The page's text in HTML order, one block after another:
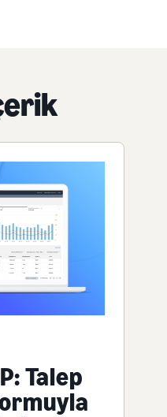
Talep